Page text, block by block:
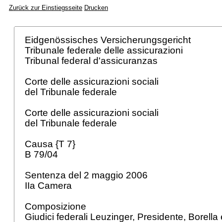
Zurück zur Einstiegsseite Drucken
Eidgenössisches Versicherungsgericht
Tribunale federale delle assicurazioni
Tribunal federal d'assicuranzas
Corte delle assicurazioni sociali
del Tribunale federale
Corte delle assicurazioni sociali
del Tribunale federale
Causa {T 7}
B 79/04
Sentenza del 2 maggio 2006
IIa Camera
Composizione
Giudici federali Leuzinger, Presidente,